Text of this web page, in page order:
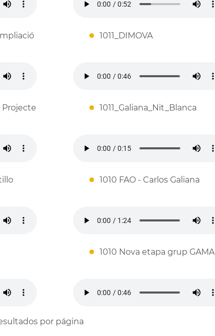
1011_DIMOVA
Projecte
1011_Galiana_Nit_Blanca
1010 FAO - Carlos Galiana
1010 Nova etapa grup GAMA
por página